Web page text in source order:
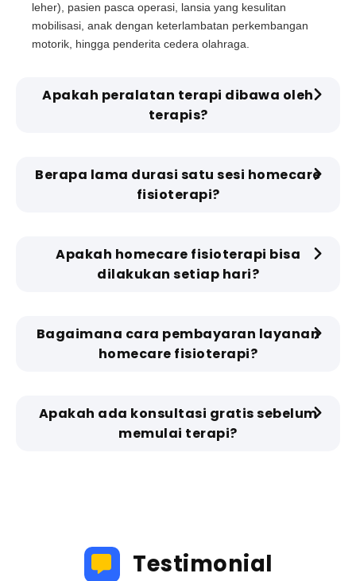
leher), pasien pasca operasi, lansia yang kesulitan
mobilisasi, anak dengan keterlambatan perkembangan
motorik, hingga penderita cedera olahraga.
Apakah peralatan terapi dibawa oleh
terapis?
Berapa lama durasi satu sesi homecare
fisioterapi?
Apakah homecare fisioterapi bisa
dilakukan setiap hari?
Bagaimana cara pembayaran layanan
homecare fisioterapi?
Apakah ada konsultasi gratis sebelum
memulai terapi?
Testimonial